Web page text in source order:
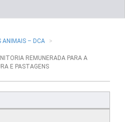
ANIMAIS – DCA
REMUNERADA PARA A
E PASTAGENS